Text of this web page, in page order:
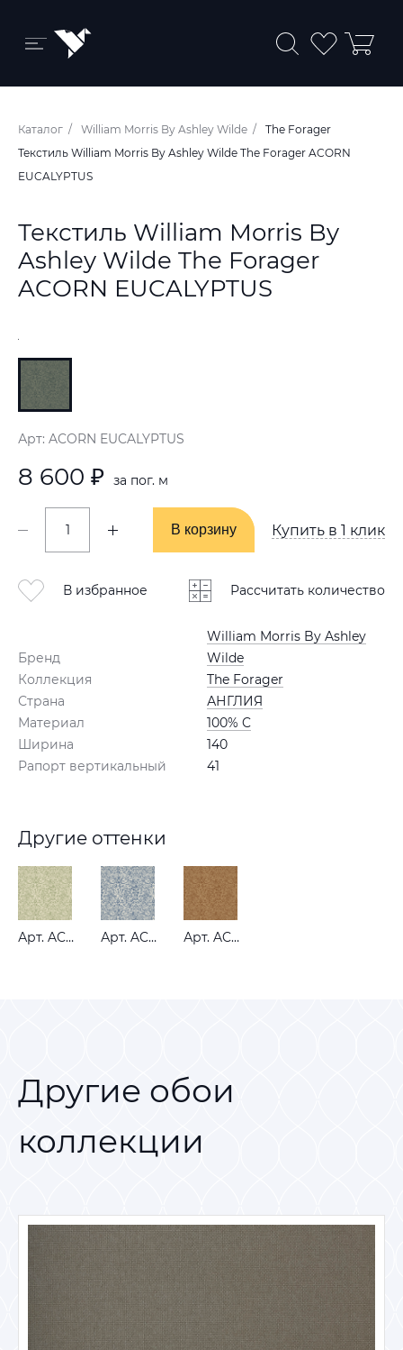
Бренды и коллекции
Ковры
Обои
Пледы
Ткани
Каталог William Morris By Ashley Wilde
The Forager
Текстиль William Morris By Ashley Wilde The Forager ACORN
EUCALYPTUS
Текстиль William Morris By
Ashley Wilde The Forager
ACORN EUCALYPTUS
Арт: ACORN EUCALYPTUS
8 600 ₽ за пог. м
В корзину
В корзину Купить в 1 клик
В избранное Рассчитать количество
Бренд
William Morris By Ashley
Wilde
Коллекция
The Forager
Страна
АНГЛИЯ
Материал
100% C
Ширина
140
Рапорт вертикальный
41
Другие оттенки
Арт. ACORN LICHEN Арт. ACORN RIVER Арт. ACORN RUSSET
Другие обои
коллекции